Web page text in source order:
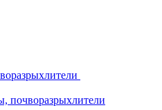
почворазрыхлители